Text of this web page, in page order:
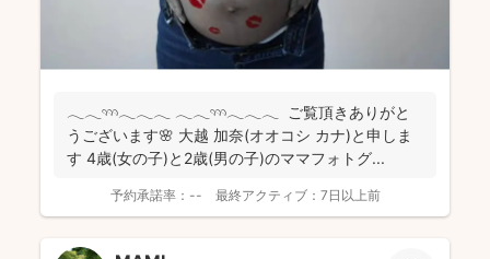
𓂃𓂃𓄺𓂃𓂃𓂃 𓂃𓂃𓄺𓂃𓂃𓂃 ご覧頂きありがと
うございます🌸 大越 加奈(オオコシ カナ)と申しま
す 4歳(女の子)と2歳(男の子)のママフォトグ...
予約承諾率： -- 最終アクティブ： 7日以上前